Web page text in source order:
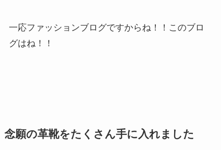
一応ファッションブログですからね！！このブロ
グはね！！
念願の革靴をたくさん手に入れました